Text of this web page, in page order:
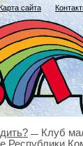
сайта
Клуб